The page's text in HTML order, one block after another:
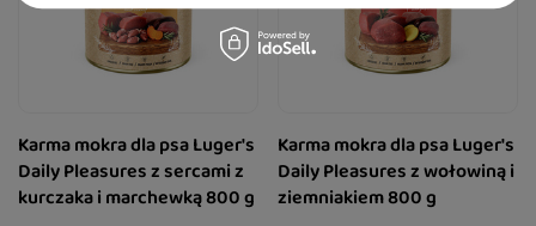
Karma mokra dla psa Luger's
Daily Pleasures z sercami z
kurczaka i marchewką 800 g
Karma mokra dla psa Luger's
Daily Pleasures z wołowiną i
ziemniakiem 800 g